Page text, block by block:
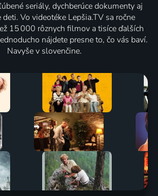
seriály, dychberúce dokumenty aj
deti. Vo videotéke Lepšia.TV sa ročne
15 000 rôznych filmov a tisíce ďalších
nájdete presne to, čo vás baví.
Navyše v slovenčine.